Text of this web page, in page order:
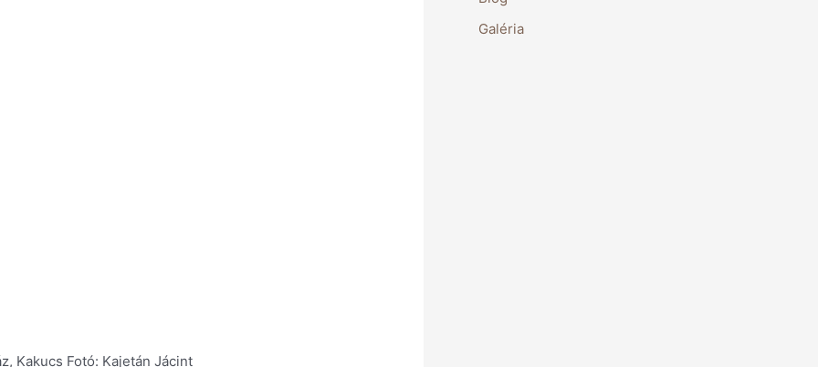
Kakucs Fotó: Kajetán Jácint
Galéria